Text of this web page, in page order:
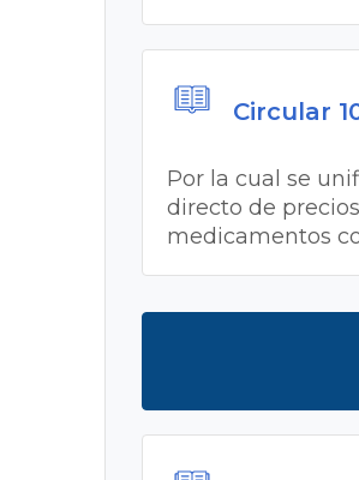
Circular
Por la cual se
directo de
medicamentos